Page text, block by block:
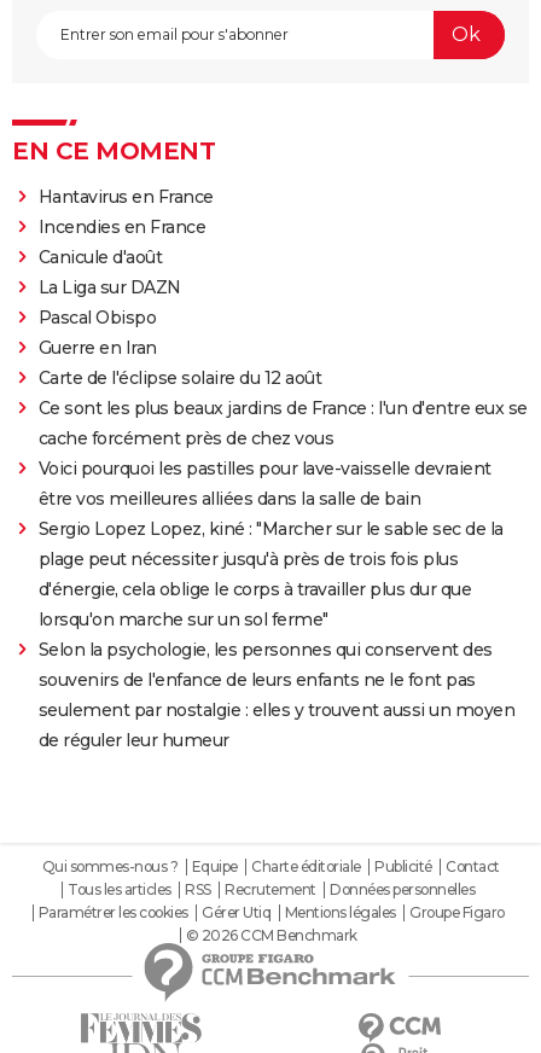
EN CE MOMENT
Hantavirus en France
Incendies en France
Canicule d'août
La Liga sur DAZN
Pascal Obispo
Guerre en Iran
Carte de l'éclipse solaire du 12 août
Ce sont les plus beaux jardins de France : l'un d'entre eux se
cache forcément près de chez vous
Voici pourquoi les pastilles pour lave-vaisselle devraient
être vos meilleures alliées dans la salle de bain
Sergio Lopez Lopez, kiné : "Marcher sur le sable sec de la
plage peut nécessiter jusqu'à près de trois fois plus
d'énergie, cela oblige le corps à travailler plus dur que
lorsqu'on marche sur un sol ferme"
Selon la psychologie, les personnes qui conservent des
souvenirs de l'enfance de leurs enfants ne le font pas
seulement par nostalgie : elles y trouvent aussi un moyen
de réguler leur humeur
Qui sommes-nous ? Equipe Charte éditoriale Publicité
Contact
Tous les articles
RSS Recrutement
Données personnelles
Paramétrer les cookies
Gérer Utiq Mentions légales
Groupe Figaro
© 2026 CCM Benchmark